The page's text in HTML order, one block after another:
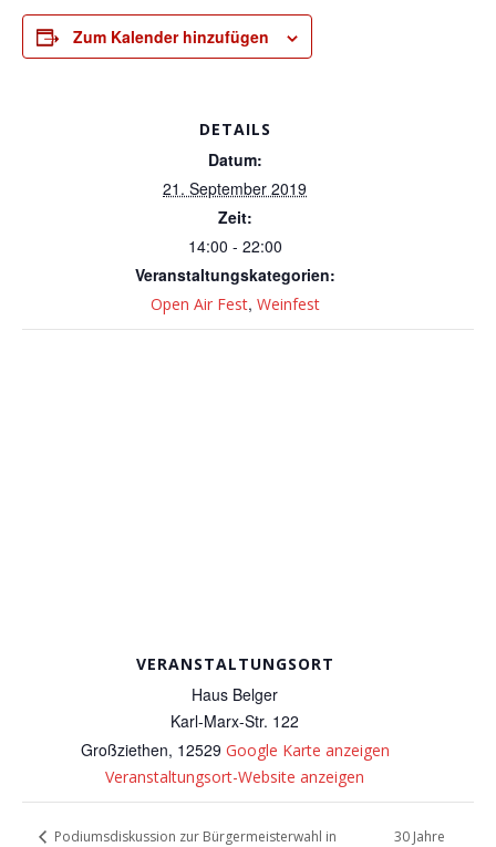
Zum Kalender hinzufügen
DETAILS
Datum:
21. September 2019
Zeit:
14:00 - 22:00
Veranstaltungskategorien:
Open Air Fest, Weinfest
VERANSTALTUNGSORT
Haus Belger
Karl-Marx-Str. 122
Großziethen, 12529 Google Karte anzeigen
Veranstaltungsort-Website anzeigen
Podiumsdiskussion zur Bürgermeisterwahl in 30 Jahre